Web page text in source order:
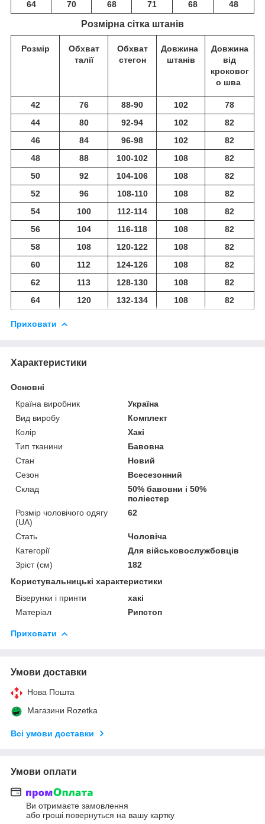
64 70 68 71 68 48
Розмірна сітка штанів
Розмір
Обхват
талії
Обхват
стегон
Довжина
штанів
Довжина
від
кроковог
о шва
42 76 88-90 102
78
44
80 92-94 102
82
46
84 96-98 102
82
48
88 100-102 108
82
50
92 104-106 108
82
52
96 108-110 108
82
54
100 112-114 108
82
56
104 116-118 108
82
58
108 120-122 108
82
60
112 124-126 108
82
62
113 128-130 108
82
64
120 132-134 108 82
Приховати
Характеристики
Основні
Країна виробник
Україна
Вид виробу
Комплект
Колір
Хакі
Тип тканини
Бавовна
Стан
Новий
Сезон
Всесезонний
Склад
50% бавовни і 50%
поліестер
Розмір чоловічого одягу
(UA)
62
Стать
Чоловіча
Категорії
Для військовослужбовців
Зріст (см)
182
Користувальницькі характеристики
Візерунки і принти
хакі
Матеріал
Рипстоп
Приховати
Умови доставки
Нова Пошта
Магазини Rozetka
Всі умови доставки
Умови оплати
Ви отримаєте замовлення
або гроші повернуться на вашу картку